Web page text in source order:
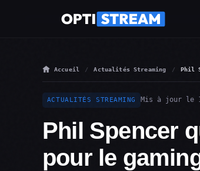
Accueil Actualités Streaming Phil
ACTUALITÉS STREAMING Mis à jour le
Phil Spencer
pour le